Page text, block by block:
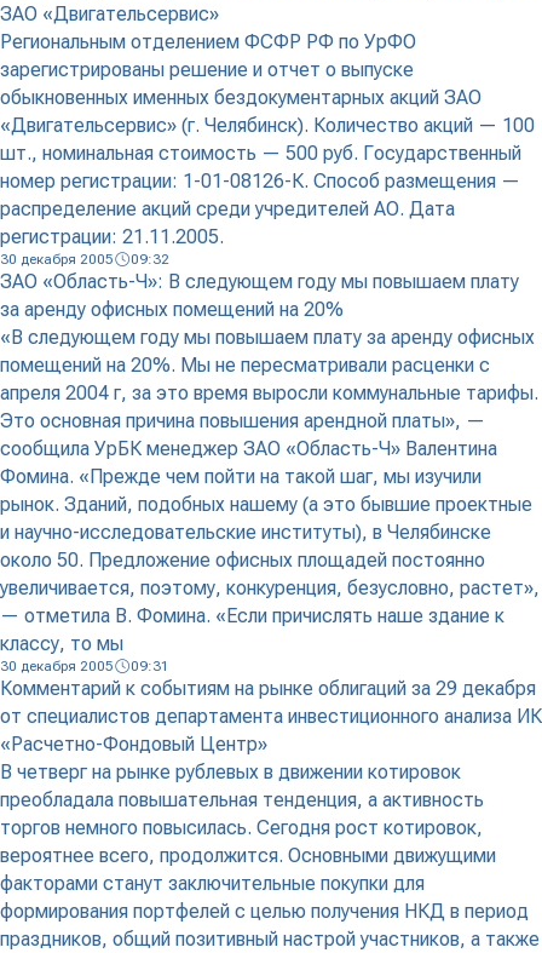
ЗАО «Двигательсервис»
Региональным отделением ФСФР РФ по УрФО
зарегистрированы решение и отчет о выпуске
обыкновенных именных бездокументарных акций ЗАО
«Двигательсервис» (г. Челябинск). Количество акций — 100
шт., номинальная стоимость — 500 руб. Государственный
номер регистрации: 1-01-08126-К. Способ размещения —
распределение акций среди учредителей АО. Дата
регистрации: 21.11.2005.
30 декабря 2005 09:32
ЗАО «Область-Ч»: В следующем году мы повышаем плату
за аренду офисных помещений на 20%
«В следующем году мы повышаем плату за аренду офисных
помещений на 20%. Мы не пересматривали расценки с
апреля 2004 г, за это время выросли коммунальные тарифы.
Это основная причина повышения арендной платы», —
сообщила УрБК менеджер ЗАО «Область-Ч» Валентина
Фомина. «Прежде чем пойти на такой шаг, мы изучили
рынок. Зданий, подобных нашему (а это бывшие проектные
и научно-исследовательские институты), в Челябинске
около 50. Предложение офисных площадей постоянно
увеличивается, поэтому, конкуренция, безусловно, растет»,
— отметила В. Фомина. «Если причислять наше здание к
классу, то мы
30 декабря 2005 09:31
Комментарий к событиям на рынке облигаций за 29 декабря
от специалистов департамента инвестиционного анализа ИК
«Расчетно-Фондовый Центр»
В четверг на рынке рублевых в движении котировок
преобладала повышательная тенденция, а активность
торгов немного повысилась. Сегодня рост котировок,
вероятнее всего, продолжится. Основными движущими
факторами станут заключительные покупки для
формирования портфелей с целью получения НКД в период
праздников, общий позитивный настрой участников, а также